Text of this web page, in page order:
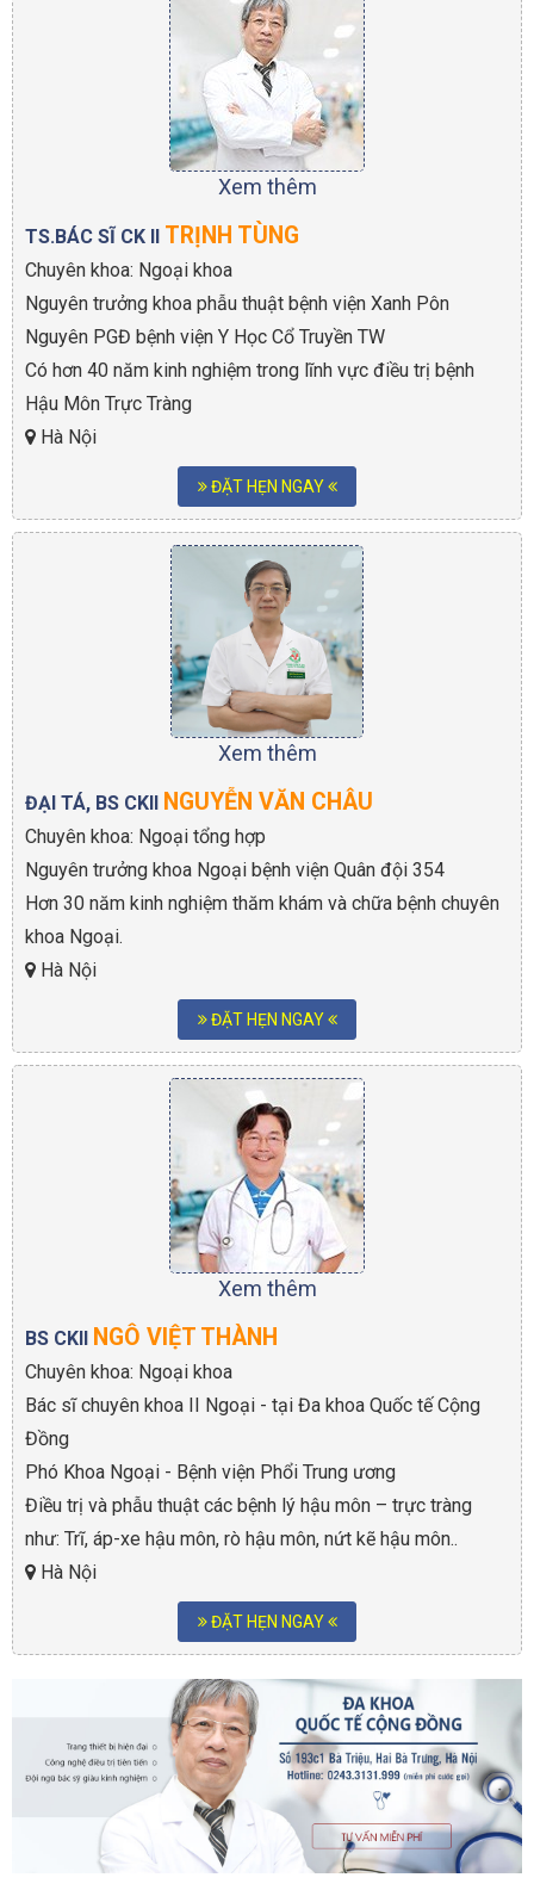
Xem thêm
TS.BÁC SĨ CK II TRỊNH TÙNG
Chuyên khoa: Ngoại khoa
Nguyên trưởng khoa phẫu thuật bệnh viện Xanh Pôn
Nguyên PGĐ bệnh viện Y Học Cổ Truyền TW
Có hơn 40 năm kinh nghiệm trong lĩnh vực điều trị bệnh
Hậu Môn Trực Tràng
Hà Nội
ĐẶT HẸN NGAY
Xem thêm
ĐẠI TÁ, BS CKII NGUYỄN VĂN CHÂU
Chuyên khoa: Ngoại tổng hợp
Nguyên trưởng khoa Ngoại bệnh viện Quân đội 354
Hơn 30 năm kinh nghiệm thăm khám và chữa bệnh chuyên
khoa Ngoại.
Hà Nội
ĐẶT HẸN NGAY
Xem thêm
BS CKII NGÔ VIỆT THÀNH
Chuyên khoa: Ngoại khoa
Bác sĩ chuyên khoa II Ngoại - tại Đa khoa Quốc tế Cộng
Đồng
Phó Khoa Ngoại - Bệnh viện Phổi Trung ương
Điều trị và phẫu thuật các bệnh lý hậu môn – trực tràng
như: Trĩ, áp-xe hậu môn, rò hậu môn, nứt kẽ hậu môn..
Hà Nội
ĐẶT HẸN NGAY